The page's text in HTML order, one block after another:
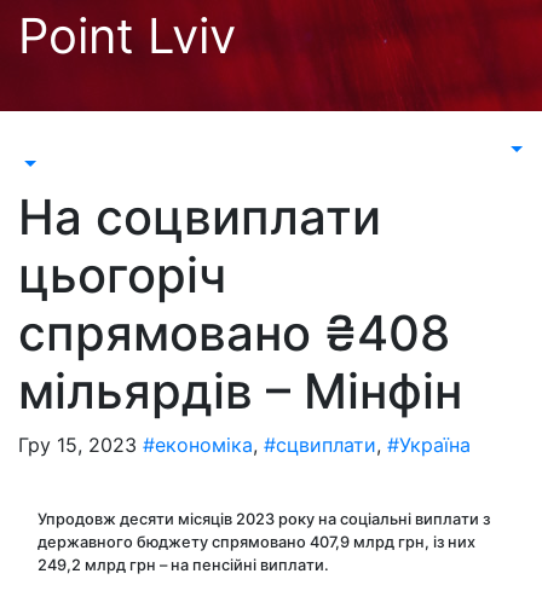
Перейти
Point Lviv
На соцвиплати
цьогоріч
спрямовано ₴408
мільярдів – Мінфін
Гру 15, 2023 #економіка, #сцвиплати, #Україна
Упродовж десяти місяців 2023 року на соціальні виплати з
державного бюджету спрямовано 407,9 млрд грн, із них
249,2 млрд грн – на пенсійні виплати.